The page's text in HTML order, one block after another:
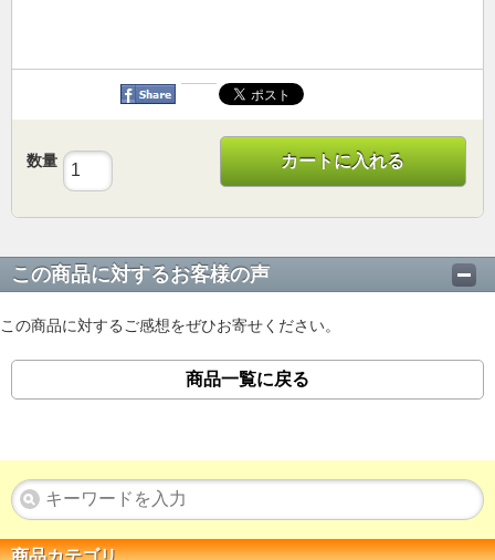
数量 カートに入れる
この商品に対するお客様の声
この商品に対するご感想をぜひお寄せください。
商品一覧に戻る
商品カテゴリ